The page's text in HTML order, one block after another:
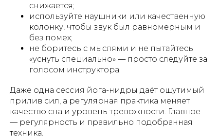
снижается;
используйте наушники или качественную
колонку, чтобы звук был равномерным и
без помех;
не боритесь с мыслями и не пытайтесь
«уснуть специально» — просто следуйте за
голосом инструктора.
Даже одна сессия йога-нидры даёт ощутимый
прилив сил, а регулярная практика меняет
качество сна и уровень тревожности. Главное
— регулярность и правильно подобранная
техника.